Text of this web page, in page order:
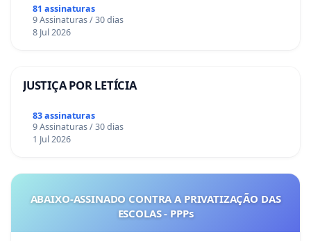
81 assinaturas
9 Assinaturas / 30 dias
8 Jul 2026
JUSTIÇA POR LETÍCIA
83 assinaturas
9 Assinaturas / 30 dias
1 Jul 2026
ABAIXO-ASSINADO CONTRA A PRIVATIZAÇÃO DAS
ESCOLAS - PPPs